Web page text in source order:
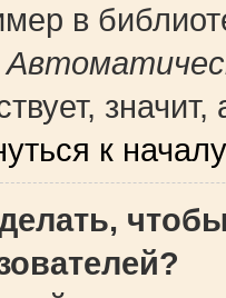
в
к началу